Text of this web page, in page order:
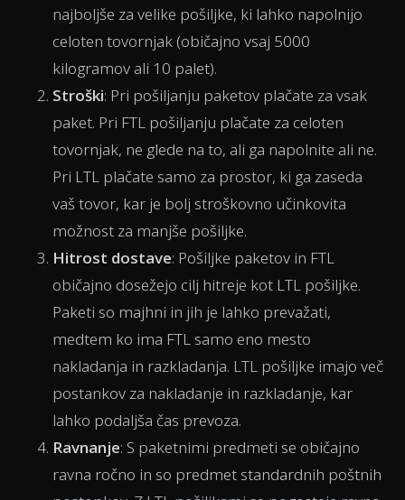
najboljše za velike pošiljke, ki lahko napolnijo
celoten tovornjak (običajno vsaj 5000
kilogramov ali 10 palet).
Stroški: Pri pošiljanju paketov plačate za vsak
paket. Pri FTL pošiljanju plačate za celoten
tovornjak, ne glede na to, ali ga napolnite ali ne.
Pri LTL plačate samo za prostor, ki ga zaseda
vaš tovor, kar je bolj stroškovno učinkovita
možnost za manjše pošiljke.
Hitrost dostave: Pošiljke paketov in FTL
običajno dosežejo cilj hitreje kot LTL pošiljke.
Paketi so majhni in jih je lahko prevažati,
medtem ko ima FTL samo eno mesto
nakladanja in razkladanja. LTL pošiljke imajo več
postankov za nakladanje in razkladanje, kar
lahko podaljša čas prevoza.
Ravnanje: S paketnimi predmeti se običajno
ravna ročno in so predmet standardnih poštnih